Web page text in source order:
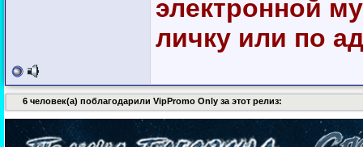
электронной
личку или по
6 человек(а) поблагодарили VipPromo Only за этот релиз: